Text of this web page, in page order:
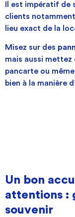
Il est impératif de
clients
lieu exact de la
Misez sur des
mais aussi mettez
pancarte ou
bien à la manière
Un bon
attentions :
souvenir